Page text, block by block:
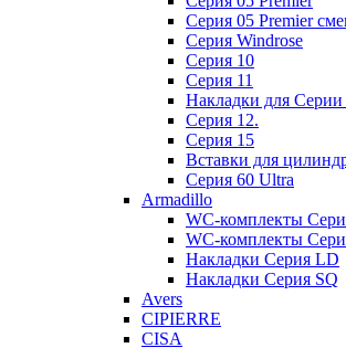
Серия 05 Premier
Cерия Windrose
Серия 10
Серия 11
Накладки для Серии
Серия 12.
Серия 15
Вставки для
Серия 60 Ultra
Armadillo
WC-комплекты
WC-комплекты
Накладки Серия LD
Накладки Серия SQ
Avers
CIPIERRE
CISA